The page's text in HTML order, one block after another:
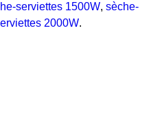
serviettes 1500W, sèche-
2000W.